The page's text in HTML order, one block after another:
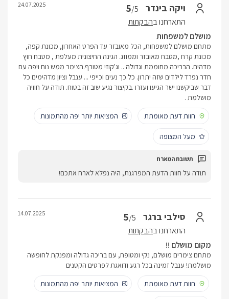
ויקה בינדר 5/5
התארחנו בהבקתות
24.07.2025
מושלם למשפחות
מתחם מושלם למשפחות, הכל מאובזר עד הפרט האחרון, מכונת קפה,
מכונת קרח ,מטבח מאובזר וממוזג. הגינה החיצונית מעלפת , מטבח חוץ
מדהים. הבריכה מחוממת וגדולה .. וג'קוזי מטורף.הצימר ממש נוח ויפה עם
חדר נפרד לילדים שזה יתרון. כל כך נעים וכייפי ... ענבל וציון מדהימים כל
דבר שביקשנו ישר הגיעו ועזרו .בקיצור נגיע שוב זה בטוח. תודה על חוויה
מושלמת .
חוות דעת מאומתת
המציאות יותר יפה מהתמונות
מעל המצופה
תודה על חוות הדעת המפרגנת, היה נפלא לארח אתכם!
סילבי ברגר 5/5
התארחנו בהבקתות
14.07.2025
מקום מושלם !!
מתחם צימרים מושלם, נקי ומטופח, עם בריכה גדולה ומפנקת לחופשה
מושלמת! ענבל זמינה בכל רגע ודואגת לפרטים הקטנים
חוות דעת מאומתת
המציאות יותר יפה מהתמונות